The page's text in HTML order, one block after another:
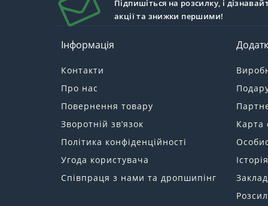
Підпишіться на розсилку, і
акції та знижки першими!
Інформація
Контакти
Про нас
Повернення товару
Зворотній зв’язок
Політика конфіденційності
Угода користувача
Співпраця з нами та дропшипінг
Карта